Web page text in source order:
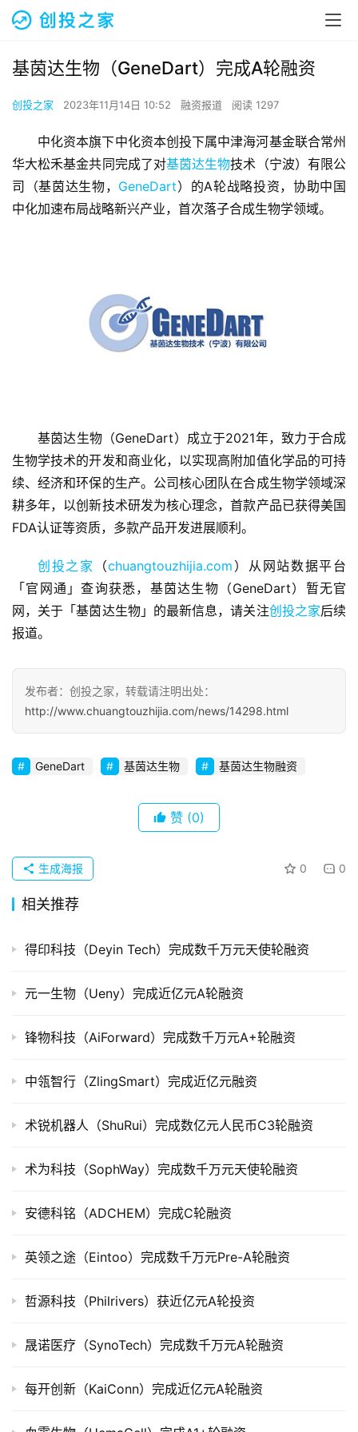
首
页
融
商
业
企
业
发
布
购
公
司
市
创
数
业
学
登录
投稿
基茵达生物（GeneDart）完成A轮融资
创投之家 2023年11月14日 10:52 融资报道 阅读 1297
中化资本旗下中化资本创投下属中津海河基金联合常州
华大松禾基金共同完成了对基茵达生物技术（宁波）有限公
司（基茵达生物， GeneDart）的A轮战略投资，协助中国
中化加速布局战略新兴产业，首次落子合成生物学领域。
基茵达生物（GeneDart）成立于2021年，致力于合成
生物学技术的开发和商业化，以实现高附加值化学品的可持
续、经济和环保的生产。公司核心团队在合成生物学领域深
耕多年，以创新技术研发为核心理念，首款产品已获得美国
FDA认证等资质，多款产品开发进展顺利。
创投之家 （chuangtouzhijia.com ）从网站数据平台
「官网通」查询获悉，基茵达生物（GeneDart）暂无官
网，关于「基茵达生物」的最新信息，请关注创投之家后续
报道。
发布者：创投之家，转载请注明出处：
http://www.chuangtouzhijia.com/news/14298.html
GeneDart 基茵达生物 基茵达生物融资
赞 (0)
0 0
生成海报
相关推荐
得印科技（Deyin Tech）完成数千万元天使轮融资
元一生物（Ueny）完成近亿元A轮融资
锋物科技（AiForward）完成数千万元A+轮融资
中瓴智行（ZlingSmart）完成近亿元融资
术锐机器人（ShuRui）完成数亿元人民币C3轮融资
术为科技（SophWay）完成数千万元天使轮融资
安德科铭（ADCHEM）完成C轮融资
英领之途（Eintoo）完成数千万元Pre-A轮融资
哲源科技（Philrivers）获近亿元A轮投资
晟诺医疗（SynoTech）完成数千万元A轮融资
每开创新（KaiConn）完成近亿元A轮融资